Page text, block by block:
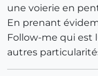
une voierie en
En prenant
Follow-me qui est
autres